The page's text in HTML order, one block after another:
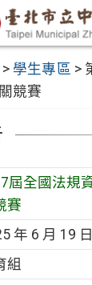
> 學生專區 >
競賽
屆全國法規
賽
年 6 月 19 日
組